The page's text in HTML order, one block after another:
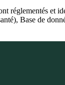
et
Base de